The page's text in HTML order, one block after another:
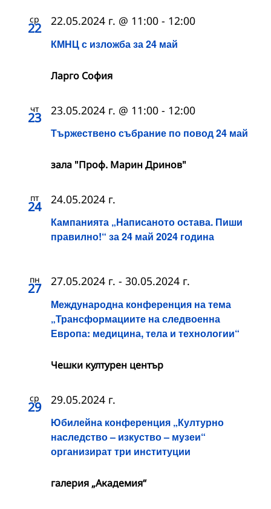
ср
22
КМНЦ с изложба за 24 май
22.05.2024 г. @ 11:00 - 12:00
Ларго София
чт
23
Тържествено събрание по повод 24 май
23.05.2024 г. @ 11:00 - 12:00
зала "Проф. Марин Дринов"
пт
24
Кампанията „Написаното остава. Пиши
правилно!“ за 24 май 2024 година
24.05.2024 г.
пн
27
Международна конференция на тема
„Трансформациите на следвоенна
Европа: медицина, тела и технологии“
27.05.2024 г. - 30.05.2024 г.
Чешки културен център
ср
29
Юбилейна конференция „Културно
наследство – изкуство – музеи“
организират три институции
29.05.2024 г.
галерия „Академия“